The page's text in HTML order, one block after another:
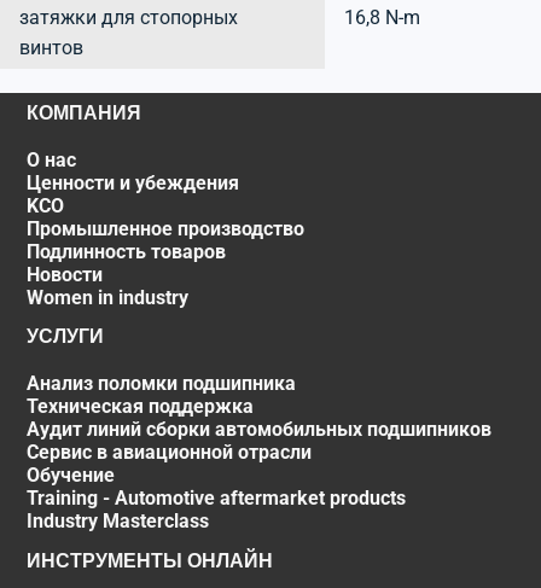
затяжки для стопорных
винтов
16,8 N-m
КОМПАНИЯ
О нас
Ценности и убеждения
KCO
Промышленное производство
Подлинность товаров
Новости
Women in industry
УСЛУГИ
Анализ поломки подшипника
Техническая поддержка
Аудит линий сборки автомобильных подшипников
Сервис в авиационной отрасли
Обучение
Training - Automotive aftermarket products
Industry Masterclass
ИНСТРУМЕНТЫ ОНЛАЙН